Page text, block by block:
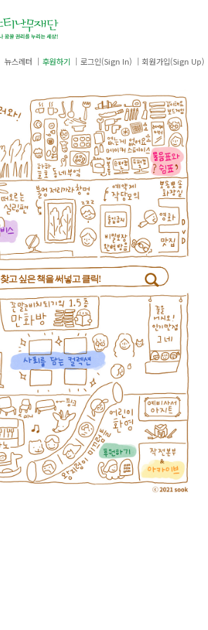
뉴스레터 후원하기 로그인(Sign In) 회원가입(Sign Up)